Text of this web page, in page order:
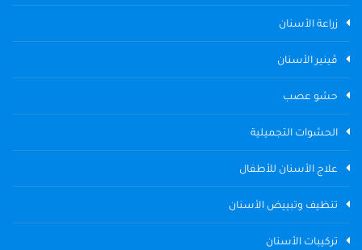
زراعة الأسنان
ڤينير الأسنان
حشو عصب
الحشوات التجميلية
علاج الأسنان للأطفال
تنظيف وتبييض الأسنان
تركيبات الأسنان